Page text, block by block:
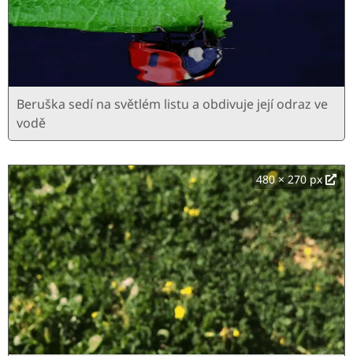
Beruška sedí na světlém listu a obdivuje její odraz ve
vodě
480 × 270 px